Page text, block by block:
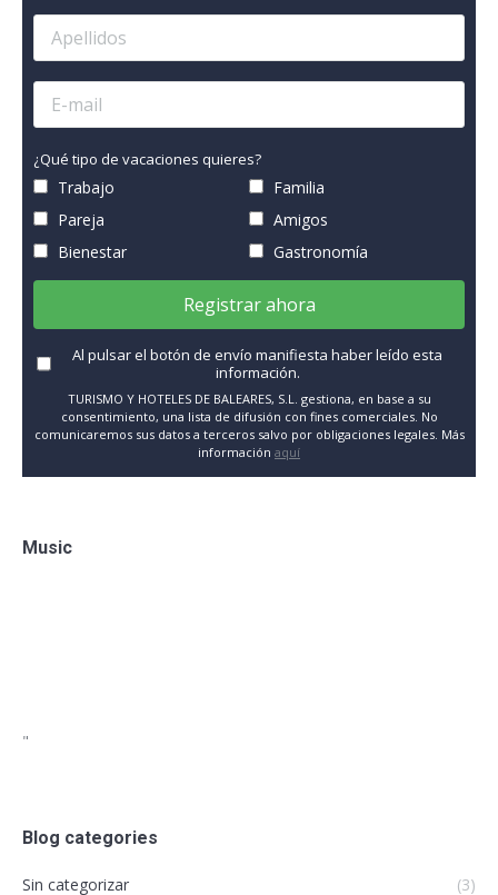
¿Qué tipo de vacaciones quieres?
Trabajo
Familia
Pareja
Amigos
Bienestar
Gastronomía
Registrar ahora
Al pulsar el botón de envío manifiesta haber leído esta
información.
TURISMO Y HOTELES DE BALEARES, S.L. gestiona, en base a su
consentimiento, una lista de difusión con fines comerciales. No
comunicaremos sus datos a terceros salvo por obligaciones legales. Más
información aquí
Music
"
Blog categories
Sin categorizar (3)